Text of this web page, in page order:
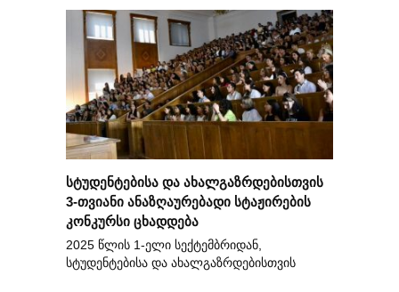
სტუდენტებისა და ახალგაზრდებისთვის
3-თვიანი ანაზღაურებადი სტაჟირების
კონკურსი ცხადდება
2025 წლის 1-ელი სექტემბრიდან,
სტუდენტებისა და ახალგაზრდებისთვის